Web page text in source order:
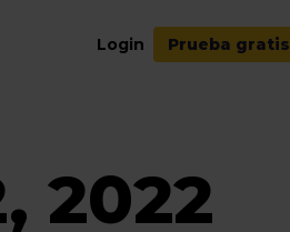
Login Prueba gratis
2022